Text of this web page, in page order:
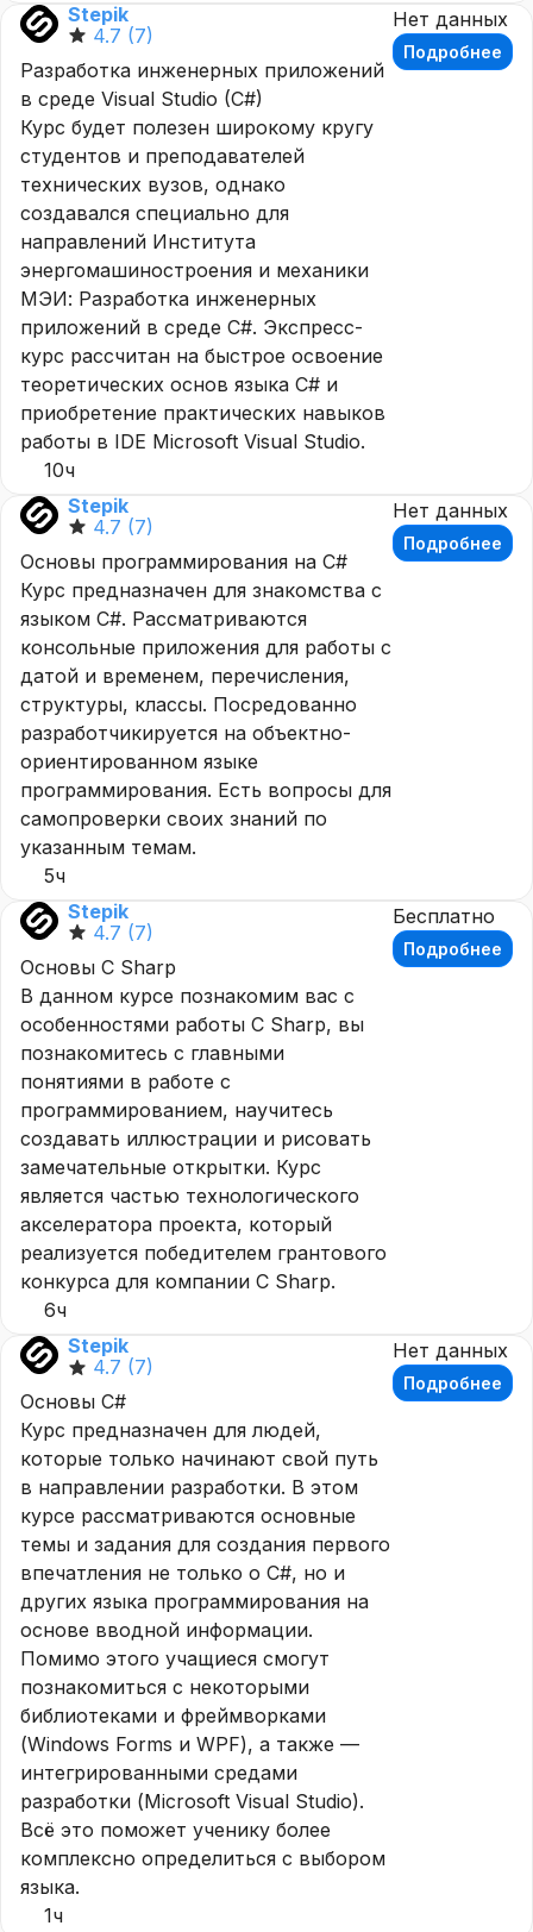
Stepik
4.7 (7)
Разработка инженерных приложений
в среде Visual Studio (C#)
Курс будет полезен широкому кругу
студентов и преподавателей
технических вузов, однако
создавался специально для
направлений Института
энергомашиностроения и механики
МЭИ: Разработка инженерных
приложений в среде C#. Экспресс-
курс рассчитан на быстрое освоение
теоретических основ языка C# и
приобретение практических навыков
работы в IDE Microsoft Visual Studio.
10ч
Нет данных
Подробнее
Stepik
4.7 (7)
Основы программирования на C#
Курс предназначен для знакомства с
языком C#. Рассматриваются
консольные приложения для работы с
датой и временем, перечисления,
структуры, классы. Посредованно
разработчикируется на объектно-
ориентированном языке
программирования. Есть вопросы для
самопроверки своих знаний по
указанным темам.
5ч
Нет данных
Подробнее
Stepik
4.7 (7)
Основы C Sharp
В данном курсе познакомим вас с
особенностями работы C Sharp, вы
познакомитесь с главными
понятиями в работе с
программированием, научитесь
создавать иллюстрации и рисовать
замечательные открытки. Курс
является частью технологического
акселератора проекта, который
реализуется победителем грантового
конкурса для компании C Sharp.
6ч
Бесплатно
Подробнее
Stepik
4.7 (7)
Основы C#
Курс предназначен для людей,
которые только начинают свой путь
в направлении разработки. В этом
курсе рассматриваются основные
темы и задания для создания первого
впечатления не только о C#, но и
других языка программирования на
основе вводной информации.
Помимо этого учащиеся смогут
познакомиться с некоторыми
библиотеками и фреймворками
(Windows Forms и WPF), а также —
интегрированными средами
разработки (Microsoft Visual Studio).
Всё это поможет ученику более
комплексно определиться с выбором
языка.
1ч
Нет данных
Подробнее